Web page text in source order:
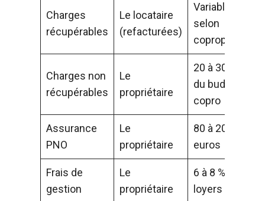
Charges
récupérables
Le locataire
(refacturées)
Variable,
selon
copropriété
Charges non
récupérables
Le
propriétaire
20 à 30 %
du budget
copro
Assurance
PNO
Le
propriétaire
80 à 200
euros
Frais de
gestion
Le
propriétaire
6 à 8 % des
loyers